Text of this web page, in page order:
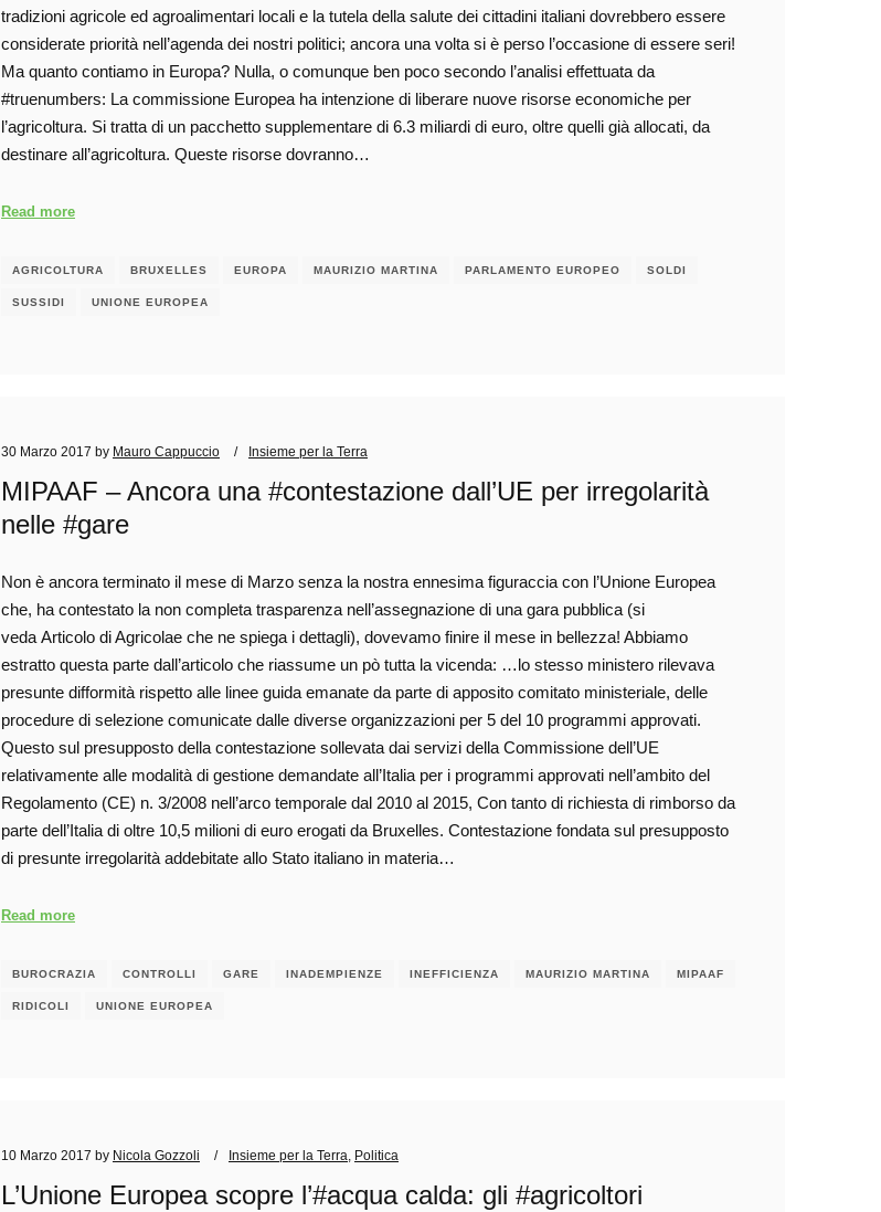
tradizioni agricole ed agroalimentari locali e la tutela della salute dei cittadini italiani dovrebbero essere
considerate priorità nell’agenda dei nostri politici; ancora una volta si è perso l’occasione di essere seri!
Ma quanto contiamo in Europa? Nulla, o comunque ben poco secondo l’analisi effettuata da
#truenumbers: La commissione Europea ha intenzione di liberare nuove risorse economiche per
l’agricoltura. Si tratta di un pacchetto supplementare di 6.3 miliardi di euro, oltre quelli già allocati, da
destinare all’agricoltura. Queste risorse dovranno…
Read more
AGRICOLTURA BRUXELLES EUROPA MAURIZIO MARTINA PARLAMENTO EUROPEO SOLDI
SUSSIDI UNIONE EUROPEA
30 Marzo 2017 by Mauro Cappuccio Insieme per la Terra
MIPAAF – Ancora una #contestazione dall’UE per irregolarità
nelle #gare
Non è ancora terminato il mese di Marzo senza la nostra ennesima figuraccia con l’Unione Europea
che, ha contestato la non completa trasparenza nell’assegnazione di una gara pubblica (si
veda Articolo di Agricolae che ne spiega i dettagli), dovevamo finire il mese in bellezza! Abbiamo
estratto questa parte dall’articolo che riassume un pò tutta la vicenda: …lo stesso ministero rilevava
presunte difformità rispetto alle linee guida emanate da parte di apposito comitato ministeriale, delle
procedure di selezione comunicate dalle diverse organizzazioni per 5 del 10 programmi approvati.
Questo sul presupposto della contestazione sollevata dai servizi della Commissione dell’UE
relativamente alle modalità di gestione demandate all’Italia per i programmi approvati nell’ambito del
Regolamento (CE) n. 3/2008 nell’arco temporale dal 2010 al 2015, Con tanto di richiesta di rimborso da
parte dell’Italia di oltre 10,5 milioni di euro erogati da Bruxelles. Contestazione fondata sul presupposto
di presunte irregolarità addebitate allo Stato italiano in materia…
Read more
BUROCRAZIA CONTROLLI GARE INADEMPIENZE INEFFICIENZA MAURIZIO MARTINA MIPAAF
RIDICOLI UNIONE EUROPEA
10 Marzo 2017 by Nicola Gozzoli Insieme per la Terra Politica
L’Unione Europea scopre l’#acqua calda: gli #agricoltori